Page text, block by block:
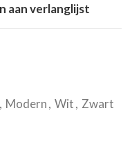
aan verlanglijst
, Modern, Wit, Zwart